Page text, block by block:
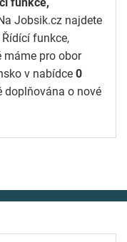
Jobsik.cz najdete
funkce,
máme pro obor
v nabídce 0
doplňována o nové